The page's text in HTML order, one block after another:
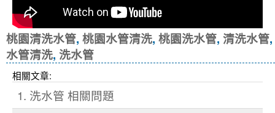
桃園清洗水管, 桃園水管清洗, 桃園洗水管, 清洗水管,
水管清洗, 洗水管
相關文章:
1. 洗水管 相關問題